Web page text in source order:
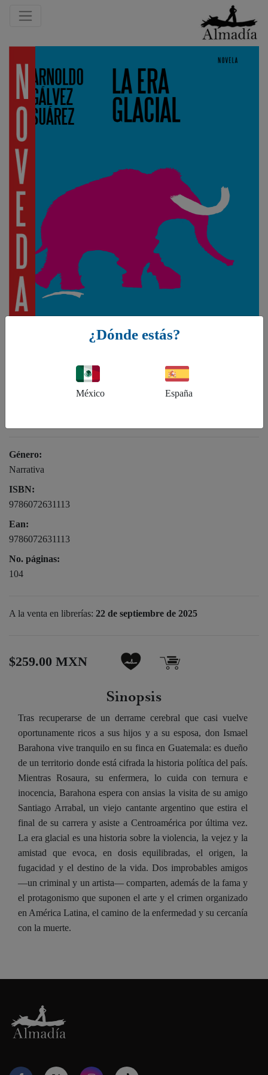
Arnoldo Gálvez Suárez
Género:
Narrativa
ISBN:
9786072631113
Ean:
9786072631113
No. páginas:
104
A la venta en librerías: 22 de septiembre de 2025
$259.00 MXN
Sinopsis
Tras recuperarse de un derrame cerebral que casi vuelve
oportunamente ricos a sus hijos y a su esposa, don Ismael
Barahona vive tranquilo en su finca en Guatemala: es dueño
de un territorio donde está cifrada la historia política del país.
Mientras Rosaura, su enfermera, lo cuida con ternura e
inocencia, Barahona espera con ansias la visita de su amigo
Santiago Arrabal, un viejo cantante argentino que estira el
final de su carrera y asiste a Centroamérica por última vez.
La era glacial es una historia sobre la violencia, la vejez y la
amistad que evoca, en dosis equilibradas, el origen, la
fugacidad y el destino de la vida. Dos improbables amigos
—un criminal y un artista— comparten, además de la fama y
el protagonismo que suponen el arte y el crimen organizado
en América Latina, el camino de la enfermedad y su cercanía
con la muerte.
¿Dónde estás?
México España